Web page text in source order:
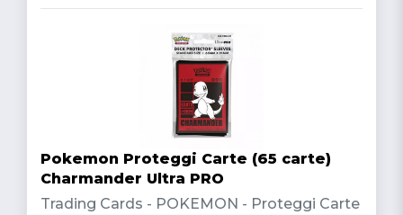
Pokemon Proteggi Carte (65 carte)
Charmander Ultra PRO
Trading Cards - POKEMON - Proteggi Carte